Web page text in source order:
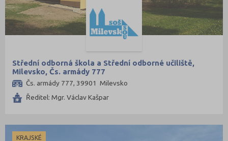
Střední odborná škola a Střední odborné učiliště,
Milevsko, Čs. armády 777
Čs. armády 777, 39901 Milevsko
Ředitel: Mgr. Václav Kašpar
KRAJSKÉ